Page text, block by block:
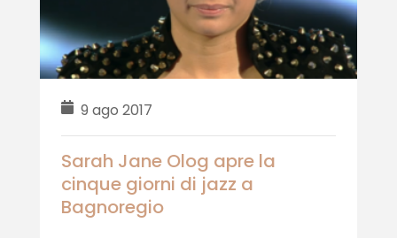
9 ago 2017
Sarah Jane Olog apre la
cinque giorni di jazz a
Bagnoregio